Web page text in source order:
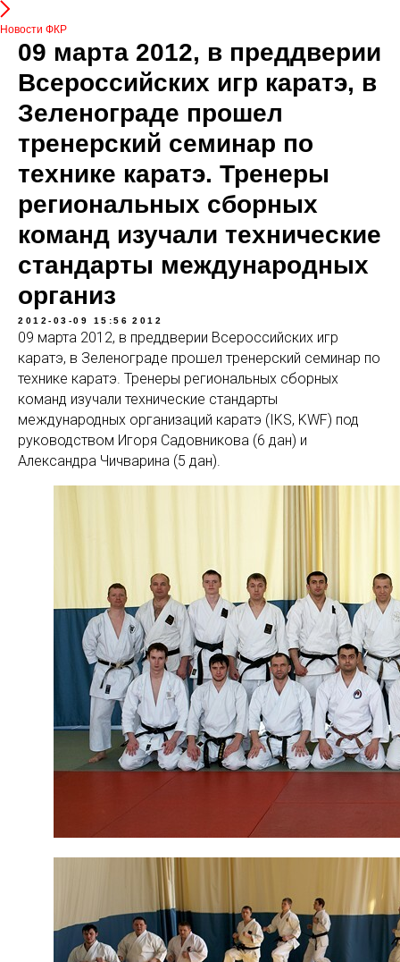
Новости ФКР
09 марта 2012, в преддверии
Всероссийских игр каратэ, в
Зеленограде прошел
тренерский семинар по
технике каратэ. Тренеры
региональных сборных
команд изучали технические
стандарты международных
организ
2012-03-09 15:56 2012
09 марта 2012, в преддверии Всероссийских игр
каратэ, в Зеленограде прошел тренерский семинар по
технике каратэ. Тренеры региональных сборных
команд изучали технические стандарты
международных организаций каратэ (IKS, KWF) под
руководством Игоря Садовникова (6 дан) и
Александра Чичварина (5 дан).